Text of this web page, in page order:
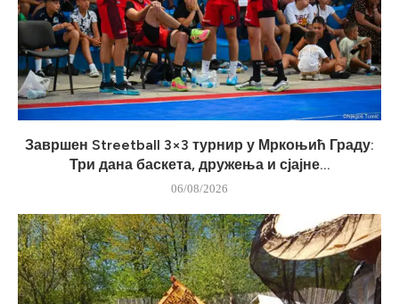
Завршен Streetball 3×3 турнир у Мркоњић Граду:
Три дана баскета, дружења и сјајне...
06/08/2026